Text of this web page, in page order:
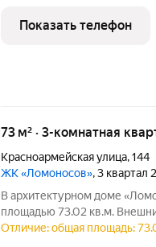
планировка-две отдельные
лоджии Нет
Показать телефон
73 м² · 3-комнатная
Красноармейская улица,144
ЖК «Ломоносов», 3 квартал
В архитектурном доме
площадью 73.02 кв.м.
высокие потолки,
Отличие: общая площадь: